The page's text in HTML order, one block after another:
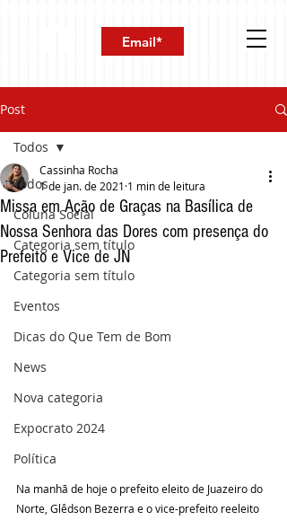
Post
Todos
Coluna Social
Categoria sem título
Categoria sem título
Eventos
Dicas do Que Tem de Bom
News
Nova categoria
Expocrato 2024
Política
Todos
Missa em Ação de Graças na Basílica de
Nossa Senhora das Dores com presença do
Prefeito e Vice de JN
Cassinha Rocha
1 de jan. de 2021 1 min de leitura
Na manhã de hoje o prefeito eleito de Juazeiro do
Norte, Glêdson Bezerra e o vice-prefeito reeleito